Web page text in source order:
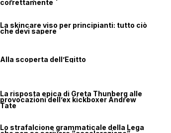
correttamente
La skincare viso per principianti: tutto ciò
che devi sapere
Alla scoperta dell’Egitto
La risposta epica di Greta Thunberg alle
provocazioni dell’ex kickboxer Andrew
Tate
Lo strafalcione grammaticale della Lega